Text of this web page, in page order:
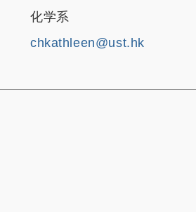
化学系
chkathleen@ust.hk